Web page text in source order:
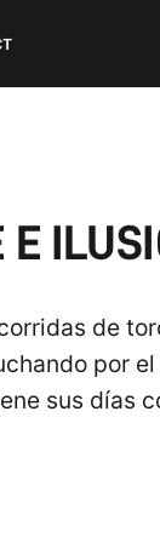
E
de
por
sus días